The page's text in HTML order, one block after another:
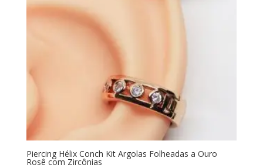
Piercing Hélix Conch Kit Argolas Folheadas a Ouro
Rosê com Zircônias